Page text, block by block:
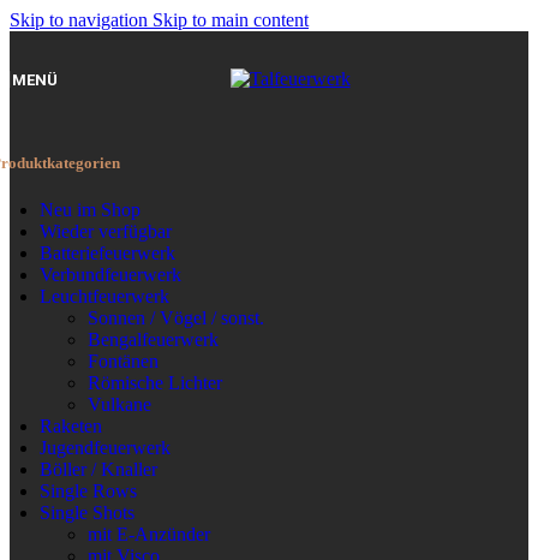
Skip to navigation Skip to main content
MENÜ
Neu im Shop
Wieder verfügbar
Batteriefeuerwerk
Verbundfeuerwerk
Leuchtfeuerwerk
Sonnen / Vögel / sonst.
Bengalfeuerwerk
Fontänen
Römische Lichter
Vulkane
Raketen
Jugendfeuerwerk
Böller / Knaller
Single Rows
Single Shots
mit E-Anzünder